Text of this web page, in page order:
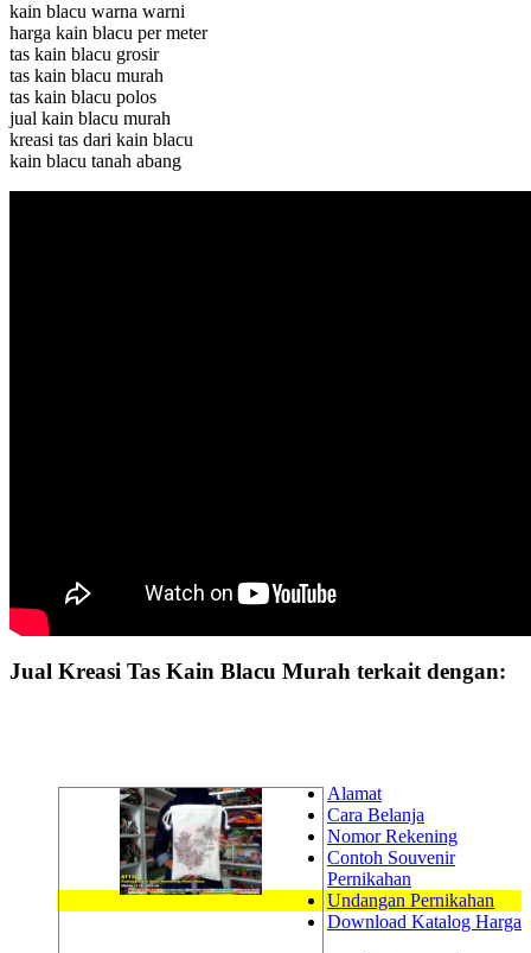
kain blacu warna warni
harga kain blacu per meter
tas kain blacu grosir
tas kain blacu murah
tas kain blacu polos
jual kain blacu murah
kreasi tas dari kain blacu
kain blacu tanah abang
Jual Kreasi Tas Kain Blacu Murah terkait dengan:
Alamat
Cara Belanja
Nomor Rekening
Contoh Souvenir
Pernikahan
Undangan Pernikahan
Download Katalog Harga